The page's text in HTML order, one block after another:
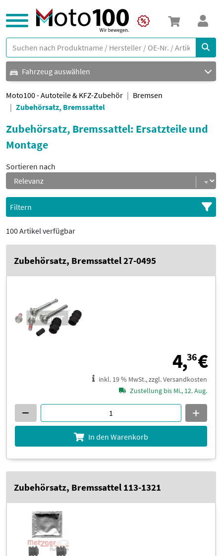
Fahrzeug auswählen
Moto100 - Autoteile & KFZ-Zubehör
Bremsen
Zubehörsatz, Bremssattel
Zubehörsatz, Bremssattel: Ersatzteile und
Montage
Sortieren nach
Filtern
100 Artikel verfügbar
Zubehörsatz, Bremssattel 27-0495
4,36€
inkl. 19 % MwSt., zzgl. Versandkosten
Zustellung bis Mi., 12. Aug.
In den Warenkorb
Zubehörsatz, Bremssattel 113-1321